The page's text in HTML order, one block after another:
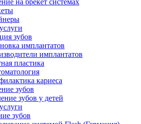
на брекет системах
зубов
имплантатов
имплантатов
пластика
кариеса
зубов
зубов у детей
зубов